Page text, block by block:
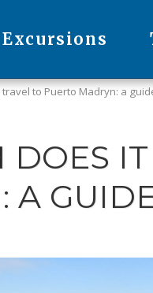
Excursions
travel to Puerto Madryn: a
A